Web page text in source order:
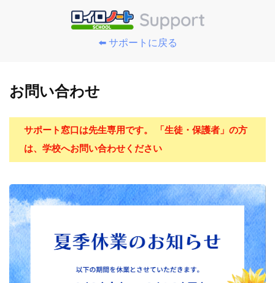
⬅️ サポートに戻る
お問い合わせ
サポート窓口は先生専用です。 「生徒・保護者」の方
は、学校へお問い合わせください